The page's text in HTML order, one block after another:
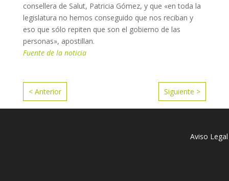
consellera de Salut, Patricia Gómez, y que «en toda la
legislatura no hemos conseguido que nos reciban y
eso que sólo repiten que son el gobierno de las
personas», apostillan.
Fuente de la noticia
< Anterior Siguiente >
Aviso Legal